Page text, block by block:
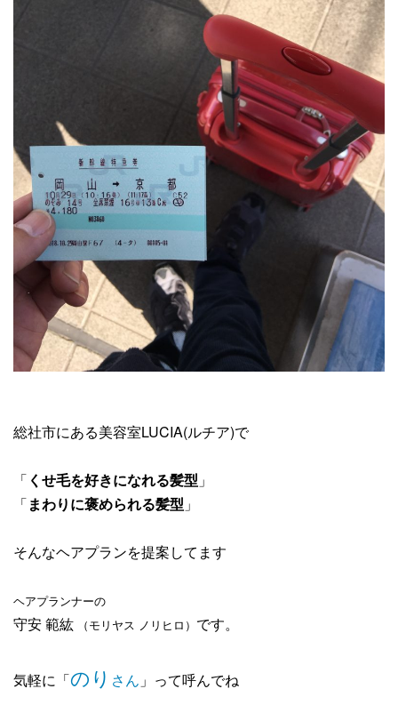
総社市にある美容室LUCIA(ルチア)で
「 くせ毛を好きになれる髪型 」
「まわりに褒められる髪型 」
そんなヘアプランを提案してます
ヘアプランナーの
守安 範紘 （モリヤス ノリヒロ） です。
気軽に「のり さん 」って呼んでね